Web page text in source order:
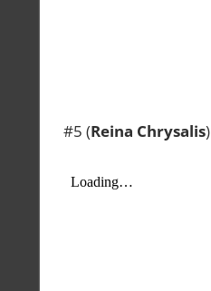
#5 (Reina Chrysalis)